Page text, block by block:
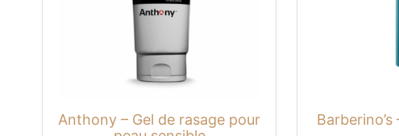
Anthony – Gel de rasage pour